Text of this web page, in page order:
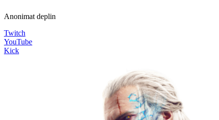
Anonimat deplin
Twitch
YouTube
Kick